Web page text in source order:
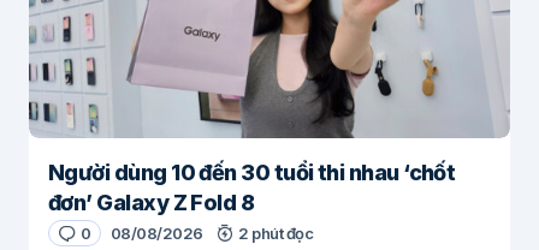
Người dùng 10 đến 30 tuổi thi nhau ‘chốt
đơn’ Galaxy Z Fold 8
0 08/08/2026 2 phút đọc